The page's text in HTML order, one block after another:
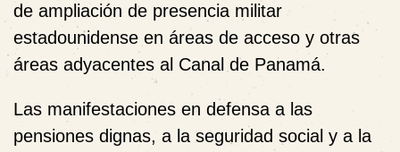
de ampliación de presencia militar
estadounidense en áreas de acceso y otras
áreas adyacentes al Canal de Panamá.
Las manifestaciones en defensa a las
pensiones dignas, a la seguridad social y a la